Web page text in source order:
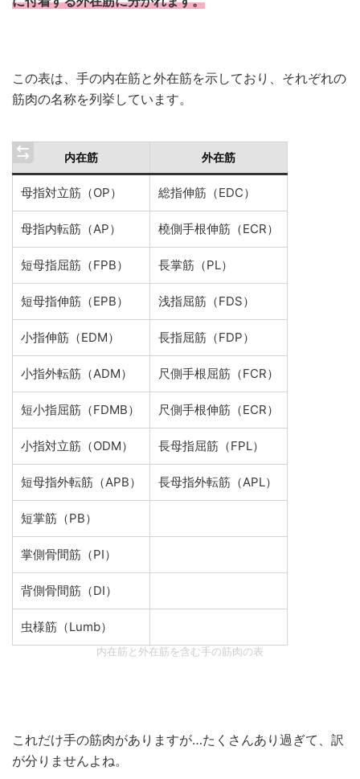
この表は、手の内在筋と外在筋を示しており、それぞれの
筋肉の名称を列挙しています。
内在筋 外在筋
母指対立筋（OP） 総指伸筋（EDC）
母指内転筋（AP） 橈側手根伸筋（ECR）
短母指屈筋（FPB） 長掌筋（PL）
短母指伸筋（EPB） 浅指屈筋（FDS）
小指伸筋（EDM） 長指屈筋（FDP）
小指外転筋（ADM） 尺側手根屈筋（FCR）
短小指屈筋（FDMB） 尺側手根伸筋（ECR）
小指対立筋（ODM） 長母指屈筋（FPL）
短母指外転筋（APB） 長母指外転筋（APL）
短掌筋（PB）
掌側骨間筋（PI）
背側骨間筋（DI）
虫様筋（Lumb）
内在筋と外在筋を含む手の筋肉の表
これだけ手の筋肉がありますが…たくさんあり過ぎて、訳
が分りませんよね。